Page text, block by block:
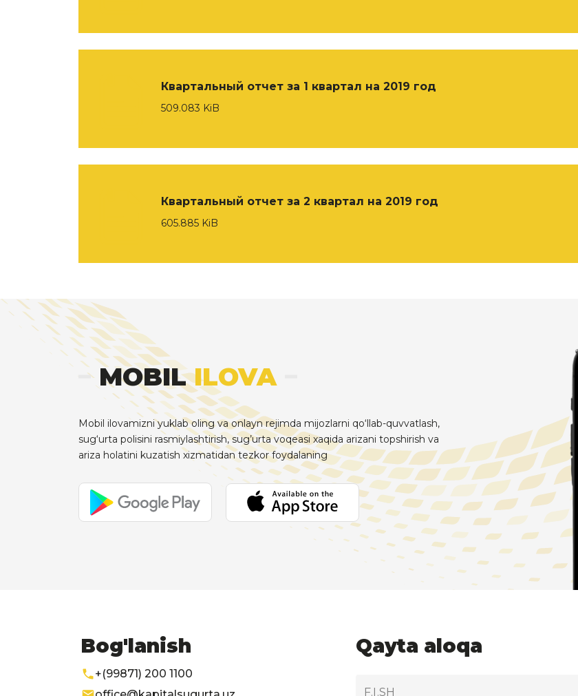
Квартальный отчет за 1 квартал на 2019 год
509.083 KiB
Квартальный отчет за 2 квартал на 2019 год
605.885 KiB
MOBILILOVA
Mobil ilovamizni yuklab oling va onlayn rejimda mijozlarni qo‘llab-quvvatlash,
sug‘urta polisini rasmiylashtirish, sug’urta voqeasi xaqida arizani topshirish va
ariza holatini kuzatish xizmatidan tezkor foydalaning
Bog'lanish
+(99871) 200 1100
Qayta aloqa